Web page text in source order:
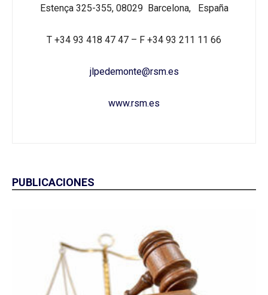
Estença 325-355, 08029 Barcelona, España
T +34 93 418 47 47 – F +34 93 211 11 66
jlpedemonte@rsm.es
www.rsm.es
PUBLICACIONES